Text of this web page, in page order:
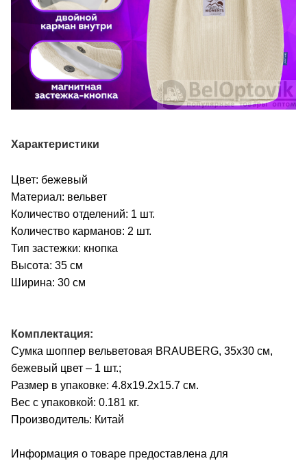
Характеристики
Цвет: бежевый
Материал: вельвет
Количество отделений: 1 шт.
Количество карманов: 2 шт.
Тип застежки: кнопка
Высота: 35 см
Ширина: 30 см
Комплектация:
Сумка шоппер вельветовая BRAUBERG, 35х30 см,
бежевый цвет – 1 шт.;
Размер в упаковке: 4.8x19.2x15.7 см.
Вес с упаковкой: 0.181 кг.
Производитель: Китай
Информация о товаре предоставлена для